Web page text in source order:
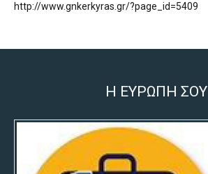
http://www.gnkerkyras.gr/?page_id=5409
Η ΕΥΡΩΠΗ ΣΟΥ